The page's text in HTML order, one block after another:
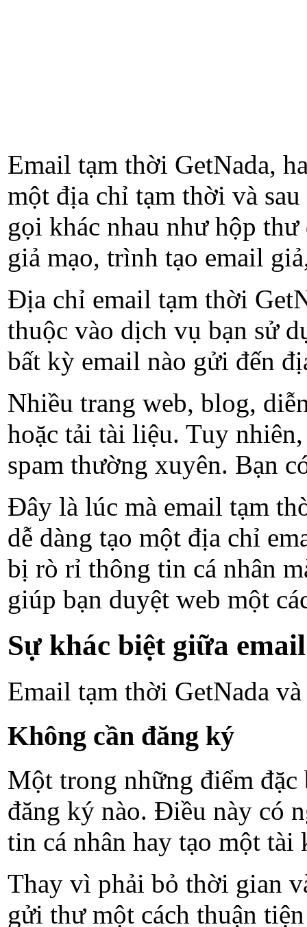
Email tạm thời GetNada,
một địa chỉ tạm thời và
gọi khác nhau như hộp
giả mạo, trình tạo email
Địa chỉ email tạm thời
thuộc vào dịch vụ bạn sử
bất kỳ email nào gửi đến
Nhiều trang web, blog,
hoặc tải tài liệu. Tuy
spam thường xuyên. Bạn
Đây là lúc mà email tạm
dễ dàng tạo một địa chỉ
bị rò rỉ thông tin cá nhân
giúp bạn duyệt web một
Sự khác biệt giữa
Email tạm thời GetNada
Không cần đăng ký
Một trong những điểm
đăng ký nào. Điều này có
tin cá nhân hay tạo một
Thay vì phải bỏ thời gian
gửi thư một cách thuận